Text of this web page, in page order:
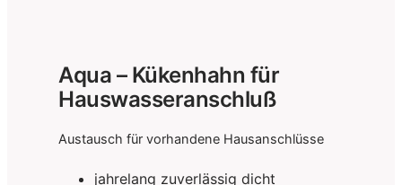
Aqua – Kükenhahn für
Hauswasseranschluß
Austausch für vorhandene Hausanschlüsse
jahrelang zuverlässig dicht